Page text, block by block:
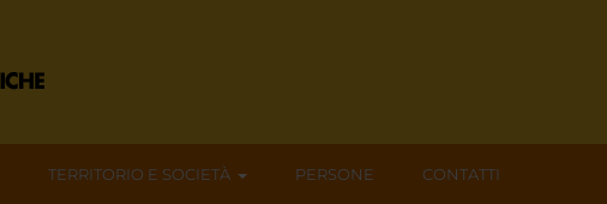
TERRITORIO E SOCIETÀ PERSONE CONTATTI